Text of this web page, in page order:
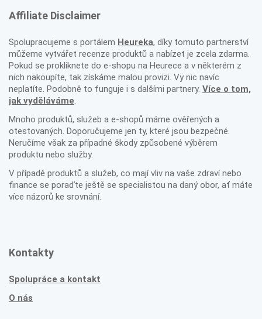
Affiliate Disclaimer
Spolupracujeme s portálem Heureka, díky tomuto partnerství
můžeme vytvářet recenze produktů a nabízet je zcela zdarma.
Pokud se prokliknete do e-shopu na Heurece a v některém z
nich nakoupíte, tak získáme malou provizi. Vy nic navíc
neplatíte. Podobně to funguje i s dalšími partnery. Více o tom,
jak vyděláváme.
Mnoho produktů, služeb a e-shopů máme ověřených a
otestovaných. Doporučujeme jen ty, které jsou bezpečné.
Neručíme však za případné škody způsobené výběrem
produktu nebo služby.
V případě produktů a služeb, co mají vliv na vaše zdraví nebo
finance se poraďte ještě se specialistou na daný obor, ať máte
více názorů ke srovnání.
Kontakty
Spolupráce a kontakt
O nás